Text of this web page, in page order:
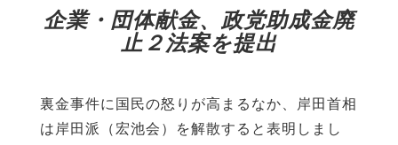
企業・団体献金、政党助成金廃
止２法案を提出
裏金事件に国民の怒りが高まるなか、岸田首相
は岸田派（宏池会）を解散すると表明しまし